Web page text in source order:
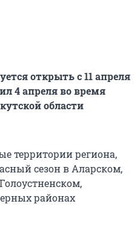
открыть с 11 апреля
4 апреля во время
области
территории региона,
сезон в Аларском,
районах